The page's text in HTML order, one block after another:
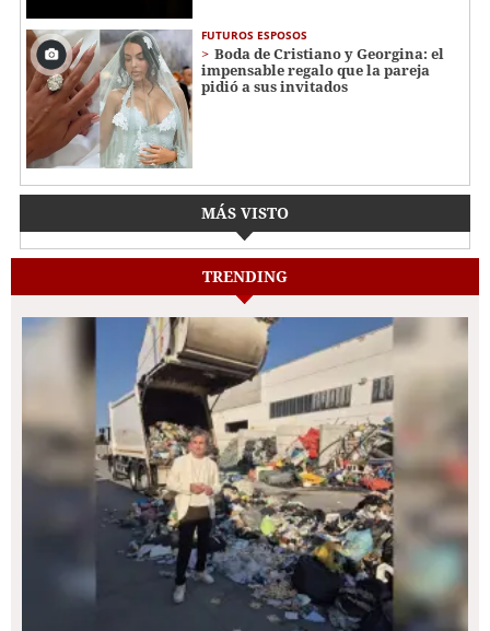
FUTUROS ESPOSOS
Boda de Cristiano y Georgina: el
impensable regalo que la pareja
pidió a sus invitados
MÁS VISTO
TRENDING